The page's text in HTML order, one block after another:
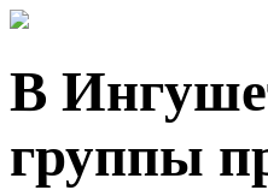
В
группы